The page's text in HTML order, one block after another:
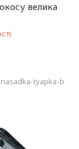
велика
nasadka-tyapka-b